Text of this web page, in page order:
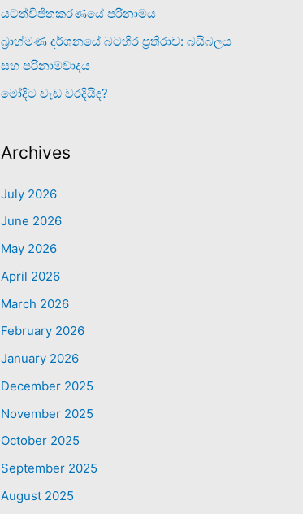
යටත්විජිතකරණයේ පරිනාමය
බ්‍රාහ්මණ දර්ශනයේ බටහිර ප්‍රතිරාව: බයිබලය
සහ පරිනාමවාදය
මෝදිට වැඩ වරදියිද?
Archives
July 2026
June 2026
May 2026
April 2026
March 2026
February 2026
January 2026
December 2025
November 2025
October 2025
September 2025
August 2025